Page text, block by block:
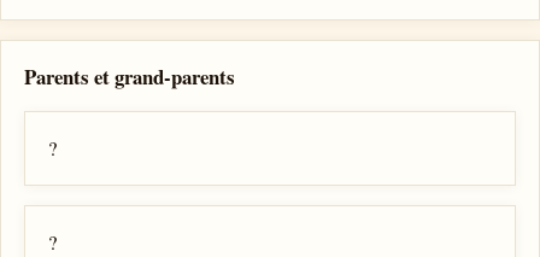
Parents et grand-parents
?
?